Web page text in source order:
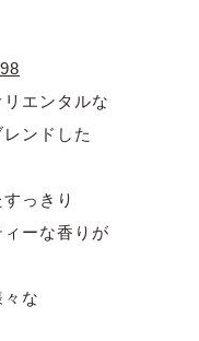
エンタルな
ンドした
っきり
ーな香りが
な